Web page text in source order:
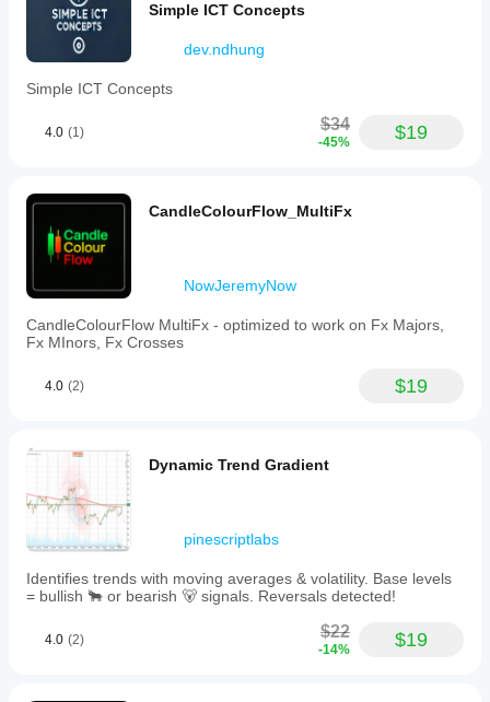
Simple ICT Concepts
dev.ndhung
Simple ICT Concepts
4.0 (1) $34
-45% $19
CandleColourFlow_MultiFx
NowJeremyNow
CandleColourFlow MultiFx - optimized to work on Fx Majors,
Fx MInors, Fx Crosses
4.0 (2) $19
Dynamic Trend Gradient
pinescriptlabs
Identifies trends with moving averages & volatility. Base levels
= bullish 🐂 or bearish 🐻 signals. Reversals detected!
4.0 (2) $22
-14% $19